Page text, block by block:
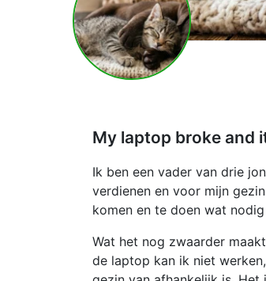
My laptop broke and
Ik ben een vader van drie
verdienen en voor mijn
komen en te doen wat
Wat het nog zwaarder
de laptop kan ik niet